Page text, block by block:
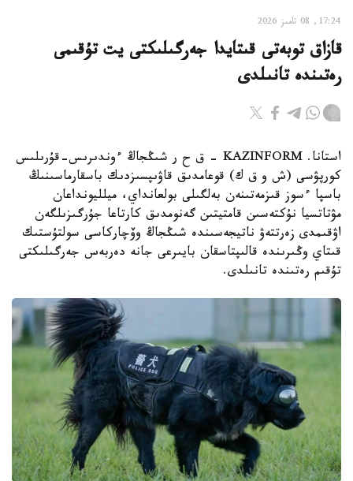
17:24, 08 تامىز 2026
قازاق توبەتى قىتايدا جەرگىلىكتى يت تۇقىمى
رەتىندە تانىلدى
استانا. KAZINFORM – ق ح ر شىڭجاڭ ءوندىرىس-قۇرىلىس
كورپۋسى (ش و ق ك) قوعامدىق قاۋىپسىزدىك باسقارماسىنىڭ
باسپا ءسوز قىزمەتىنەن بەلگىلى بولعانداي، ميلليونداعان
مۋتاتسيا نۇكتەسىن قامتيتىن گەنومدىق كارتاعا جۇرگىزىلگەن
اۋقىمدى زەرتتەۋ ناتيجەسىندە شىڭجاڭ وۆچاركاسى سولتۇستىك
قىتاي وڭىرىندە قالىپتاسقان بايىرعى جانە دەربەس جەرگىلىكتى
تۇقىم رەتىندە تانىلدى.